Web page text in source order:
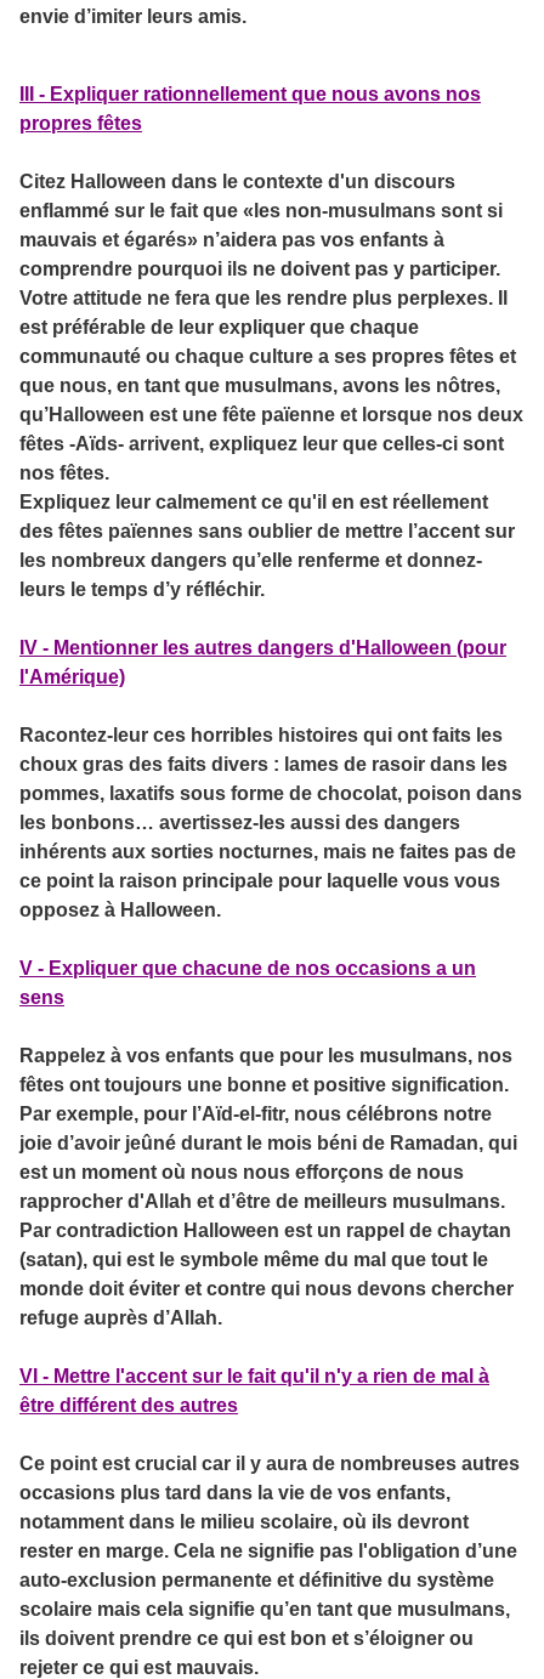
envie d’imiter leurs amis.
III - Expliquer rationnellement que nous avons nos
propres fêtes
Citez Halloween dans le contexte d'un discours
enflammé sur le fait que «les non-musulmans sont si
mauvais et égarés» n’aidera pas vos enfants à
comprendre pourquoi ils ne doivent pas y participer.
Votre attitude ne fera que les rendre plus perplexes. Il
est préférable de leur expliquer que chaque
communauté ou chaque culture a ses propres fêtes et
que nous, en tant que musulmans, avons les nôtres,
qu’Halloween est une fête païenne et lorsque nos deux
fêtes -Aïds- arrivent, expliquez leur que celles-ci sont
nos fêtes.
Expliquez leur calmement ce qu'il en est réellement
des fêtes païennes sans oublier de mettre l’accent sur
les nombreux dangers qu’elle renferme et donnez-
leurs le temps d’y réfléchir.
IV - Mentionner les autres dangers d'Halloween (pour
l'Amérique)
Racontez-leur ces horribles histoires qui ont faits les
choux gras des faits divers : lames de rasoir dans les
pommes, laxatifs sous forme de chocolat, poison dans
les bonbons… avertissez-les aussi des dangers
inhérents aux sorties nocturnes, mais ne faites pas de
ce point la raison principale pour laquelle vous vous
opposez à Halloween.
V - Expliquer que chacune de nos occasions a un
sens
Rappelez à vos enfants que pour les musulmans, nos
fêtes ont toujours une bonne et positive signification.
Par exemple, pour l’Aïd-el-fitr, nous célébrons notre
joie d’avoir jeûné durant le mois béni de Ramadan, qui
est un moment où nous nous efforçons de nous
rapprocher d'Allah et d’être de meilleurs musulmans.
Par contradiction Halloween est un rappel de chaytan
(satan), qui est le symbole même du mal que tout le
monde doit éviter et contre qui nous devons chercher
refuge auprès d’Allah.
VI - Mettre l'accent sur le fait qu'il n'y a rien de mal à
être différent des autres
Ce point est crucial car il y aura de nombreuses autres
occasions plus tard dans la vie de vos enfants,
notamment dans le milieu scolaire, où ils devront
rester en marge. Cela ne signifie pas l'obligation d’une
auto-exclusion permanente et définitive du système
scolaire mais cela signifie qu’en tant que musulmans,
ils doivent prendre ce qui est bon et s’éloigner ou
rejeter ce qui est mauvais.